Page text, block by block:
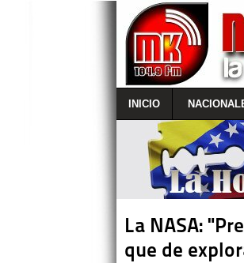
INICIO
La NASA:
que de